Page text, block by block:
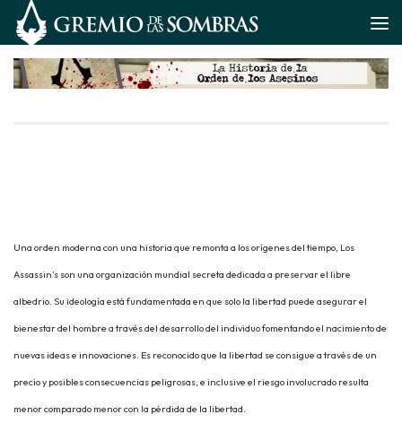
Saltar al contenido
Una orden moderna con una historia que remonta a los orígenes del tiempo, Los
Assassin’s son una organización mundial secreta dedicada a preservar el libre
albedrio. Su ideología está fundamentada en que solo la libertad puede asegurar el
bienestar del hombre a través del desarrollo del individuo fomentando el nacimiento de
nuevas ideas e innovaciones. Es reconocido que la libertad se consigue a través de un
precio y posibles consecuencias peligrosas, e inclusive el riesgo involucrado resulta
menor comparado menor con la pérdida de la libertad.